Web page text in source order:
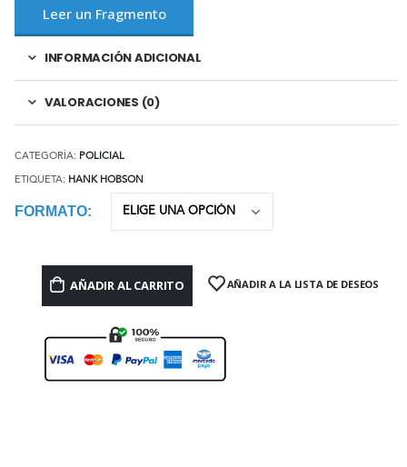
Leer un Fragmento
INFORMACIÓN ADICIONAL
VALORACIONES (0)
CATEGORÍA: POLICIAL
ETIQUETA: HANK HOBSON
FORMATO
AÑADIR AL CARRITO AÑADIR A LA LISTA DE DESEOS